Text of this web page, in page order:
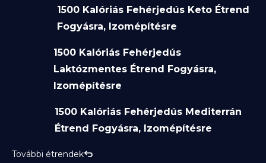
1500 Kalóriás Fehérjedús Keto Étrend
Fogyásra, Izomépítésre
1500 Kalóriás Fehérjedús
Laktózmentes Étrend Fogyásra,
Izomépítésre
1500 Kalóriás Fehérjedús Mediterrán
Étrend Fogyásra, Izomépítésre
További étrendek